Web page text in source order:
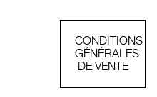
CONDITIONS
GÉNÉRALES
DE VENTE